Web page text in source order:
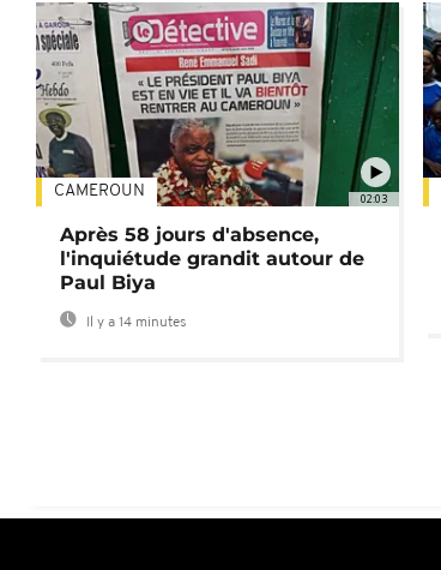
02:03
CAMEROUN
Après 58 jours d'absence,
l'inquiétude grandit autour de
Paul Biya
Il y a 14 minutes